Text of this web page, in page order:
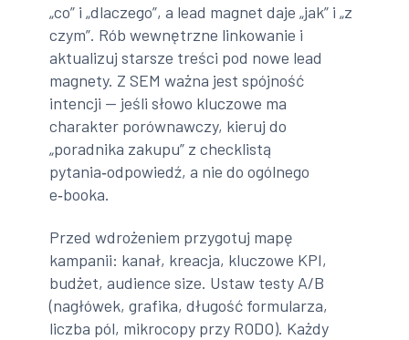
„co” i „dlaczego”, a lead magnet daje „jak” i „z
czym”. Rób wewnętrzne linkowanie i
aktualizuj starsze treści pod nowe lead
magnety. Z SEM ważna jest spójność
intencji — jeśli słowo kluczowe ma
charakter porównawczy, kieruj do
„poradnika zakupu” z checklistą
pytania‑odpowiedź, a nie do ogólnego
e‑booka.
Przed wdrożeniem przygotuj mapę
kampanii: kanał, kreacja, kluczowe KPI,
budżet, audience size. Ustaw testy A/B
(nagłówek, grafika, długość formularza,
liczba pól, mikrocopy przy RODO). Każdy